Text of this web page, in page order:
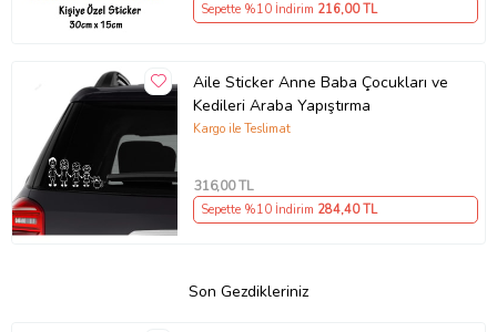
Sepette %10 İndirim 216,00 TL
Aile Sticker Anne Baba Çocukları ve
Kedileri Araba Yapıştırma
Kargo ile Teslimat
316,00 TL
Sepette %10 İndirim 284,40 TL
Son Gezdikleriniz